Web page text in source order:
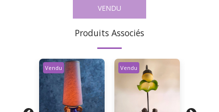
VENDU
Produits Associés
Vendu Vendu